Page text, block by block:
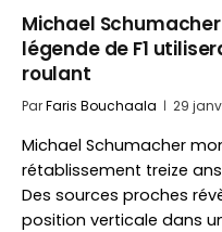
Michael
légende de F1
roulant
ParFaris Bouchaala 29
Michael Schumacher
rétablissement treize
Des sources proches
position verticale dans